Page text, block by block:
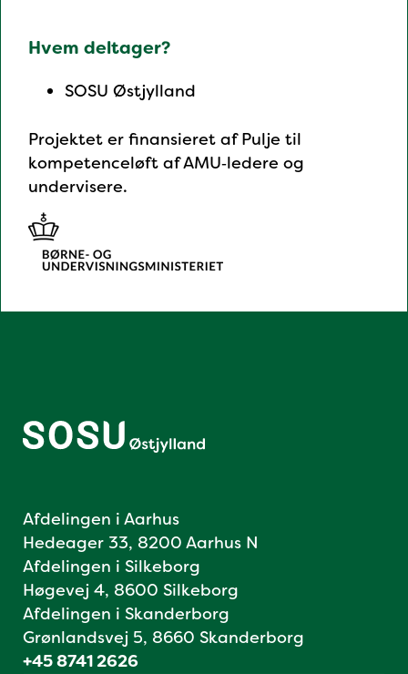
Hvem deltager?
SOSU Østjylland
Projektet er finansieret af Pulje til
kompetenceløft af AMU‑ledere og
undervisere.
Afdelingen i Aarhus
Hedeager 33, 8200 Aarhus N
Afdelingen i Silkeborg
Høgevej 4, 8600 Silkeborg
Afdelingen i Skanderborg
Grønlandsvej 5, 8660 Skanderborg
+45 8741 2626